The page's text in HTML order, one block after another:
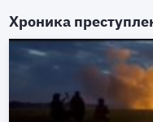
Хроника